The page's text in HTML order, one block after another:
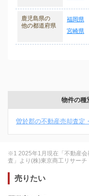
鹿児島県の
他の都道府県
福岡県
宮崎県
物件の種
曽於郡の不動産売却査定
※1 2025年1月現在「不動産会
査」より(株)東京商工リサーチ
売りたい